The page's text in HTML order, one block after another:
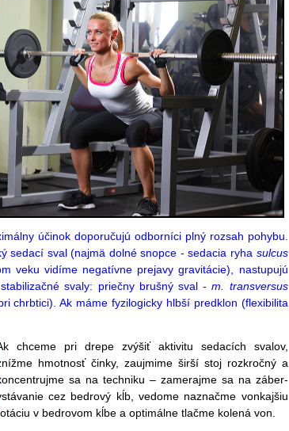
účinok doporučujú odborníci plný rozsah pohybu.
sedací sval (najmä dolné snopce - sedacia ryha sulcus
veku vidíme negatívne prejavy gravitácie),
nastupujú
svaly: priečny brušný sval -m. transversus
chrbtici). Ak máme fyzilogicky hlbší predklon (flexibilita
chceme pri drepe zvýšiť aktivitu sedacích svalov,
hmotnosť činky, zaujmime širší stoj rozkročný a
sa na techniku – zamerajme sa na záber-
cez bedrový kĺb, vedome naznačme vonkajšiu
v bedrovom kĺbe a optimálne tlačme kolená von.